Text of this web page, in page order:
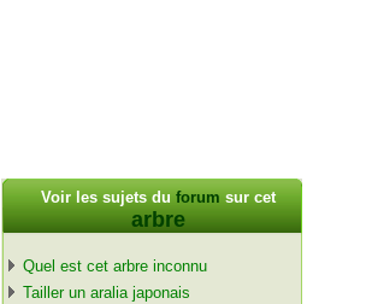
Voir les sujets du forum sur cet
arbre
Quel est cet arbre inconnu
Tailler un aralia japonais